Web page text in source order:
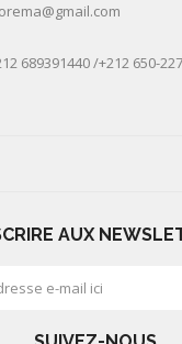
689391440 /+212 650-
AUX